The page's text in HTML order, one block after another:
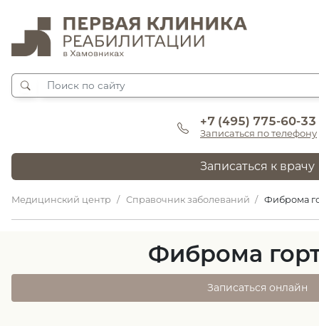
+7 (495) 775-60-33
Записаться по телефону
Записаться к врачу
Медицинский центр Справочник заболеваний Фиброма
Фиброма
Записаться онлайн